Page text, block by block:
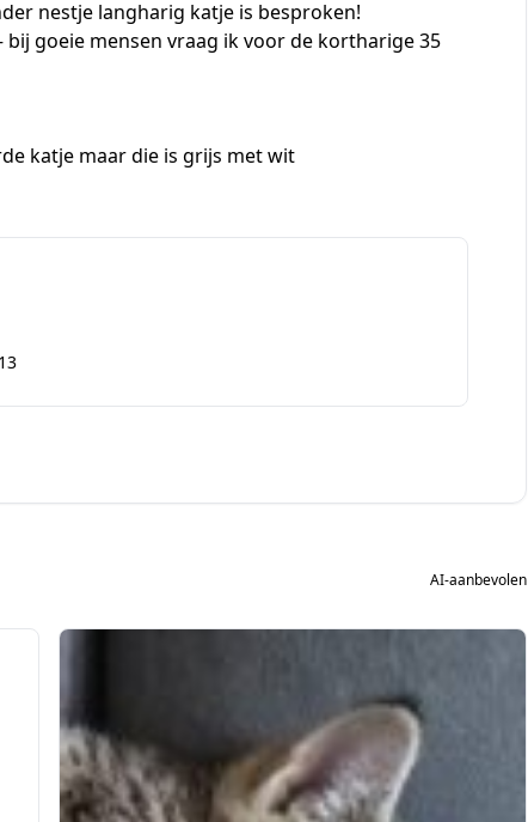
nestje langharig katje is besproken!
goeie mensen vraag ik voor de kortharige 35
katje maar die is grijs met wit
AI-aanbevolen